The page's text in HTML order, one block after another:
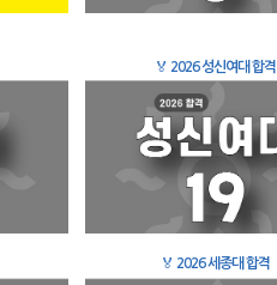
🏅 2026 성신여대 합격
🏅 2026 세종대 합격